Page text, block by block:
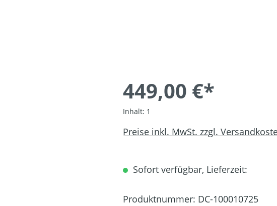
449,00 €*
Inhalt: 1
Preise inkl. MwSt. zzgl.
Sofort verfügbar, Lieferzeit:
Produktnummer: DC-100010725